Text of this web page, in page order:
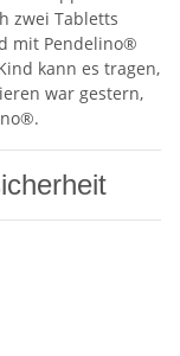
zwei Tabletts
mit Pendelino®
kann es tragen,
war gestern,